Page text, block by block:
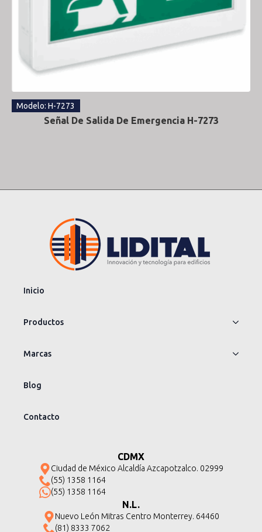
Modelo: H-7273
Señal De Salida De Emergencia H-7273
Inicio
Productos
Marcas
Blog
Contacto
CDMX
Ciudad de México Alcaldía Azcapotzalco. 02999
(55) 1358 1164
(55) 1358 1164
N.L.
Nuevo León Mitras Centro Monterrey. 64460
(81) 8333 7062